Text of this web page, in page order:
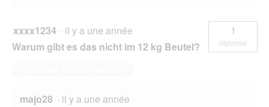
xxxx1234 · il y a une année
Warum gibt es das nicht im 12 kg Beutel?
1
réponse
majo28 · il y a une année